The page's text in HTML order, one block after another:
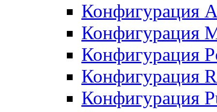
Конфигурация
Конфигурация
Конфигурация
Конфигурация
Конфигурация